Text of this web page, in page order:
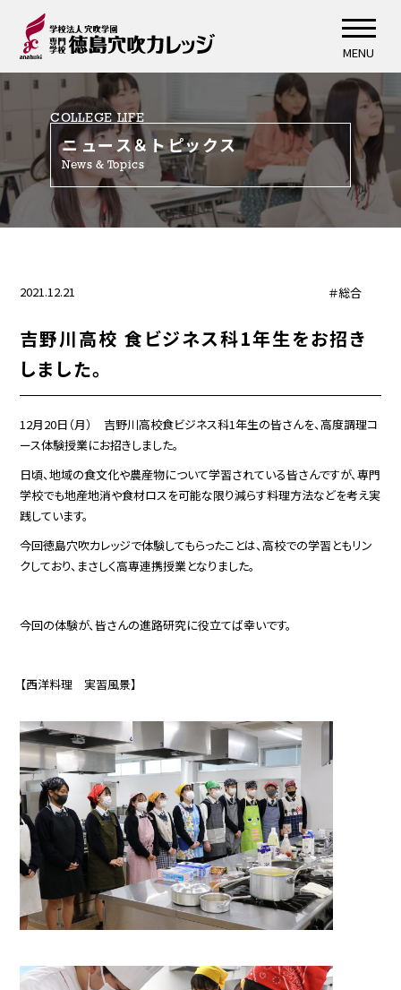
MENU
COLLEGE LIFE
ニュース＆トピックス
News & Topics
2021.12.21 ＃総合
吉野川高校 食ビジネス科1年生をお招き
しました。
12月20日（月） 吉野川高校食ビジネス科1年生の皆さんを、高度調理コ
ース体験授業にお招きしました。
日頃、地域の食文化や農産物について学習されている皆さんですが、専門
学校でも地産地消や食材ロスを可能な限り減らす料理方法などを考え実
践しています。
今回徳島穴吹カレッジで体験してもらったことは、高校での学習ともリン
クしており、まさしく高専連携授業となりました。
今回の体験が、皆さんの進路研究に役立てば幸いです。
【西洋料理 実習風景】